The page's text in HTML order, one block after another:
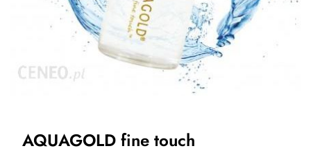
AQUAGOLD fine touch